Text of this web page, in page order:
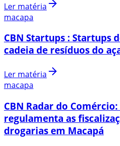
Ler matéria
macapa
CBN Startups : Startups
cadeia de resíduos do
Ler matéria
macapa
CBN Radar do
regulamenta as
drogarias em Macapá